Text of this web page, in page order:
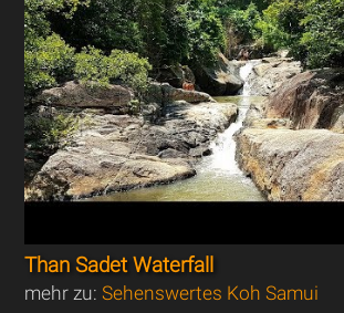
Than Sadet Waterfall
mehr zu:Sehenswertes Koh Samui